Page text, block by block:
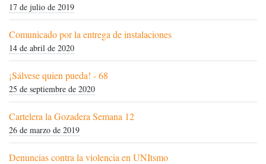
17 de julio de 2019
Comunicado por la entrega de instalaciones
14 de abril de 2020
¡Sálvese quien pueda! - 68
25 de septiembre de 2020
Cartelera la Gozadera Semana 12
26 de marzo de 2019
Denuncias contra la violencia en UNItsmo